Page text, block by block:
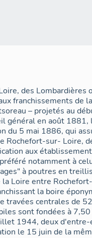
des Lombardières
franchissements de
– projetés au
général en août 1881,
du 5 mai 1886, qui
Rochefort-sur- Loire,
aux
notamment à
à poutres en
Loire entre
la boire
travées centrales de
sont fondées à
1944, deux
le 15 juin de la